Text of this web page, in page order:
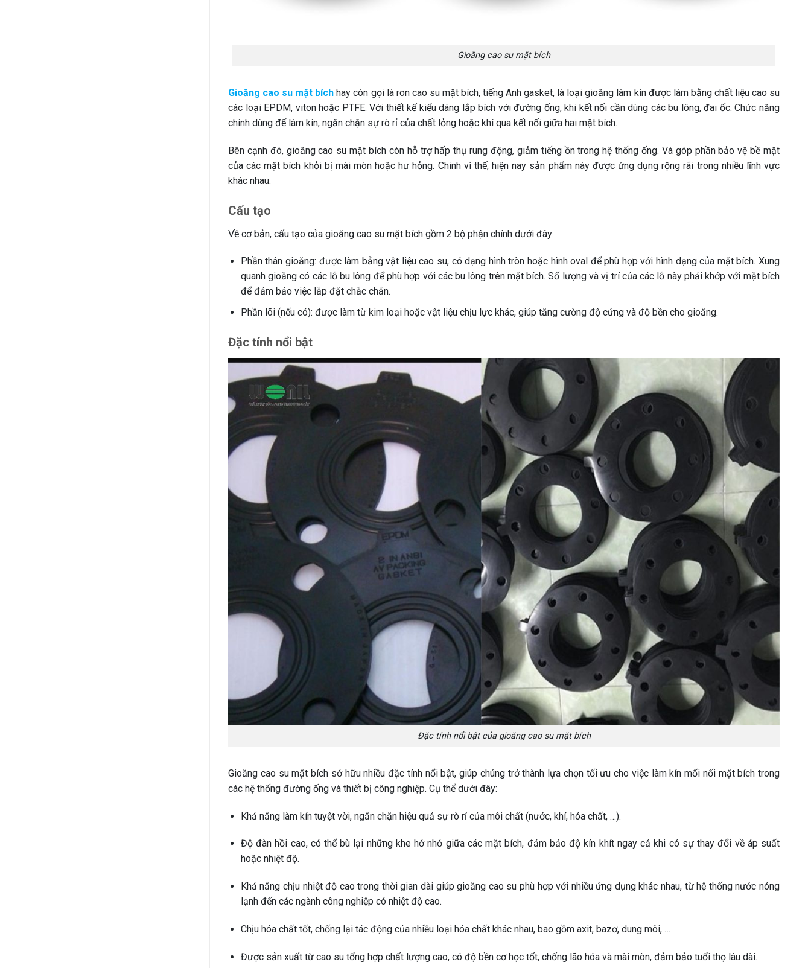
Gioăng cao su mặt bích
Gioăng cao su mặt bích hay còn gọi là ron cao su mặt bích, tiếng Anh gasket, là loại gioăng làm kín được làm bằng chất liệu cao su
các loại EPDM, viton hoặc PTFE. Với thiết kế kiểu dáng lắp bích với đường ống, khi kết nối cần dùng các bu lông, đai ốc. Chức năng
chính dùng để làm kín, ngăn chặn sự rò rỉ của chất lỏng hoặc khí qua kết nối giữa hai mặt bích.
Bên cạnh đó, gioăng cao su mặt bích còn hỗ trợ hấp thụ rung động, giảm tiếng ồn trong hệ thống ống. Và góp phần bảo vệ bề mặt
của các mặt bích khỏi bị mài mòn hoặc hư hỏng. Chinh vì thế, hiện nay sản phẩm này được ứng dụng rộng rãi trong nhiều lĩnh vực
khác nhau.
Cấu tạo
Về cơ bản, cấu tạo của gioăng cao su mặt bích gồm 2 bộ phận chính dưới đây:
Phần thân gioăng: được làm bằng vật liệu cao su, có dạng hình tròn hoặc hình oval để phù hợp với hình dạng của mặt bích. Xung
quanh gioăng có các lỗ bu lông để phù hợp với các bu lông trên mặt bích. Số lượng và vị trí của các lỗ này phải khớp với mặt bích
để đảm bảo việc lắp đặt chắc chắn.
Phần lõi (nếu có): được làm từ kim loại hoặc vật liệu chịu lực khác, giúp tăng cường độ cứng và độ bền cho gioăng.
Đặc tính nổi bật
Đặc tính nổi bật của gioăng cao su mặt bích
Gioăng cao su mặt bích sở hữu nhiều đặc tính nổi bật, giúp chúng trở thành lựa chọn tối ưu cho việc làm kín mối nối mặt bích trong
các hệ thống đường ống và thiết bị công nghiệp. Cụ thể dưới đây:
Khả năng làm kín tuyệt vời, ngăn chặn hiệu quả sự rò rỉ của môi chất (nước, khí, hóa chất, …).
Độ đàn hồi cao, có thể bù lại những khe hở nhỏ giữa các mặt bích, đảm bảo độ kín khít ngay cả khi có sự thay đổi về áp suất
hoặc nhiệt độ.
Khả năng chịu nhiệt độ cao trong thời gian dài giúp gioăng cao su phù hợp với nhiều ứng dụng khác nhau, từ hệ thống nước nóng
lạnh đến các ngành công nghiệp có nhiệt độ cao.
Chịu hóa chất tốt, chống lại tác động của nhiều loại hóa chất khác nhau, bao gồm axit, bazơ, dung môi, …
Được sản xuất từ cao su tổng hợp chất lượng cao, có độ bền cơ học tốt, chống lão hóa và mài mòn, đảm bảo tuổi thọ lâu dài.